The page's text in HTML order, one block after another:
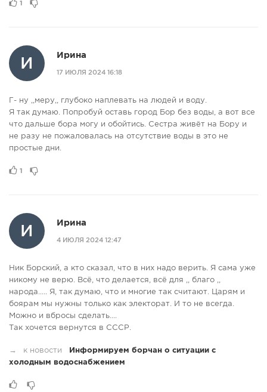
1
И
Ирина
17 ИЮЛЯ 2024 16:18
Г- ну ,,меру,, глубоко наплевать на людей и воду.
Я так думаю. Попробуй оставь город Бор без воды, а вот все
что дальше бора могу и обойтись. Сестра живёт на Бору и
не разу не пожаловалась на отсутствие воды в это не
простые дни.
1
И
Ирина
4 ИЮЛЯ 2024 12:47
Ник Борский, а кто сказал, что в них надо верить. Я сама уже
никому не верю. Всё, что делается, всё для ,, благо ,,
народа..... Я, так думаю, что и многие так считают. Царям и
боярам мы нужны только как электорат. И то не всегда.
Можно и вбросы сделать....
Так хочется вернутся в СССР.
→ к новости
Информируем борчан о ситуации с
холодным водоснабжением